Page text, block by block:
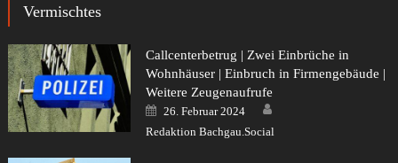
Vermischtes
Callcenterbetrug | Zwei Einbrüche in
Wohnhäuser | Einbruch in Firmengebäude |
Weitere Zeugenaufrufe
Posted
on
26. Februar 2024
Redaktion Bachgau.Social